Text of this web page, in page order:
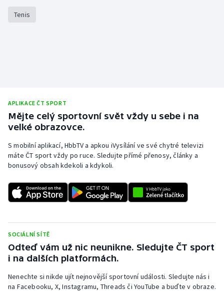
Veslování
Tenis
APLIKACE ČT SPORT
Mějte celý sportovní svět vždy u sebe i na
velké obrazovce.
S mobilní aplikací, HbbTV a apkou iVysílání ve své chytré televizi
máte ČT sport vždy po ruce. Sledujte přímé přenosy, články a
bonusový obsah kdekoli a kdykoli.
SOCIÁLNÍ SÍTĚ
Odteď vám už nic neunikne. Sledujte ČT sport
i na dalších platformách.
Nenechte si nikde ujít nejnovější sportovní události. Sledujte nás i
na Facebooku, X, Instagramu, Threads či YouTube a buďte v obraze.